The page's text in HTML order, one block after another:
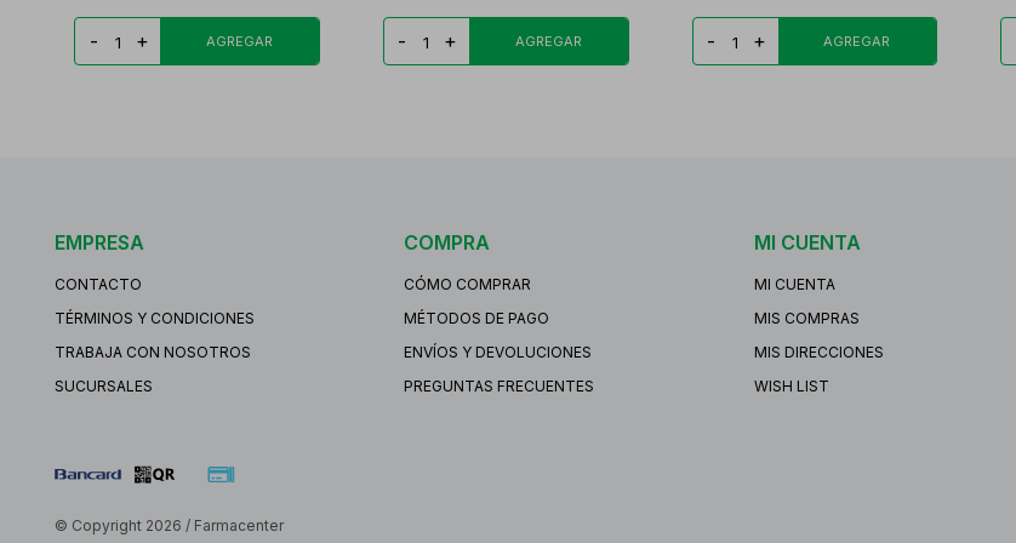
- + - + - +
EMPRESA
CONTACTO
TÉRMINOS Y CONDICIONES
TRABAJA CON NOSOTROS
SUCURSALES
COMPRA
CÓMO COMPRAR
MÉTODOS DE PAGO
ENVÍOS Y DEVOLUCIONES
PREGUNTAS FRECUENTES
MI CUENTA
MI CUENTA
MIS COMPRAS
MIS DIRECCIONES
WISH LIST
© Copyright 2026 / Farmacenter